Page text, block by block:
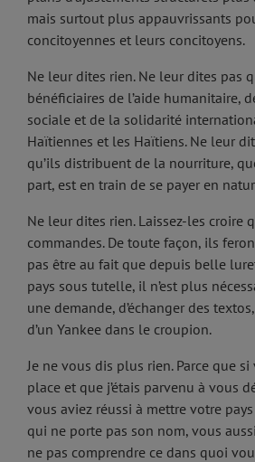
mais surtout plus appauvrissants
concitoyennes et leurs concitoyens.
Ne leur dites rien. Ne leur dites pas
bénéficiaires de l’aide humanitaire,
sociale et de la solidarité
Haïtiennes et les Haïtiens. Ne leur
qu’ils distribuent de la nourriture,
part, est en train de se payer en
Ne leur dites rien. Laissez-les croire
commandes. De toute façon, ils
pas être au fait que depuis belle
pays sous tutelle, il n’est plus
une demande, d’échanger des
d’un Yankee dans le croupion.
Je ne vous dis plus rien. Parce que
place et que j’étais parvenu à vous
vous aviez réussi à mettre votre
qui ne porte pas son nom, vous
ne pas comprendre ce dans quoi